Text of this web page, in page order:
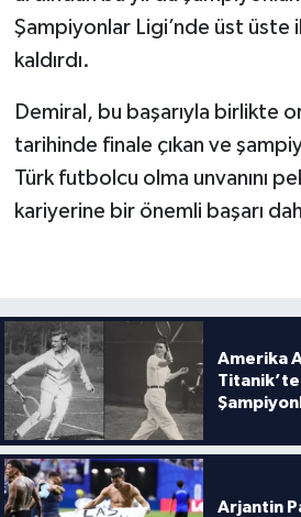
Şampiyonlar Ligi’nde üst üste
kaldırdı.
Demiral, bu başarıyla birlikte
tarihinde finale çıkan ve
Türk futbolcu olma unvanını
kariyerine bir önemli başarı
Amerika
Arjantin
Bisiklet
Boks
Güreş
Su Sporları
Diğer Spor Dalları
Futbolcular